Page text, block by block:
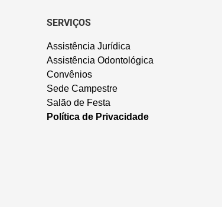
SERVIÇOS
Assistência Jurídica
Assistência Odontológica
Convênios
Sede Campestre
Salão de Festa
Política de Privacidade